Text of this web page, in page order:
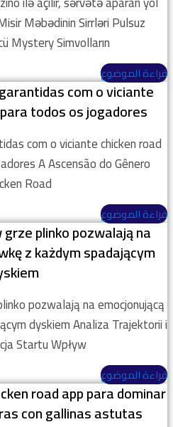
Məbədinin Sirrləri Pulsuz
Mystery Simvolların
قراءة الموضوع
com o viciante
todos os jogadores
com o viciante chicken road
A Ascensão do Gênero
Road"
قراءة الموضوع
plinko pozwalają na
z każdym spadającym
pozwalają na emocjonującą
dyskiem Analiza Trajektorii i
Startu Wpływ
قراءة الموضوع
road app para dominar
con gallinas astutas